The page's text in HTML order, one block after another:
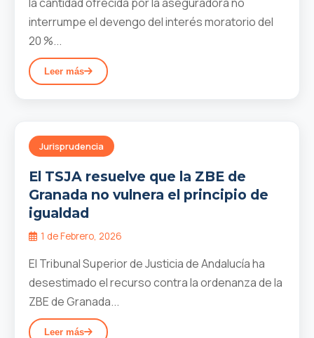
interrumpe el devengo del interés moratorio del
20 %...
Leer más
Jurisprudencia
El TSJA resuelve que la ZBE de
Granada no vulnera el principio de
igualdad
1 de Febrero, 2026
El Tribunal Superior de Justicia de Andalucía ha
desestimado el recurso contra la ordenanza de la
ZBE de Granada...
Leer más